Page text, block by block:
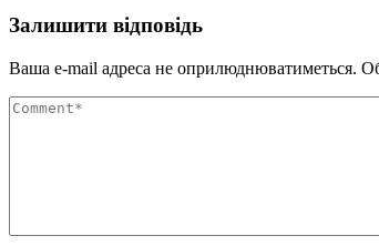
Залишити відповідь
Ваша e-mail адреса не оприлюднюватиметься.